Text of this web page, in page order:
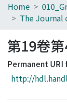
Home
Browse
Download
Access
Home
第19卷
Permanent
http://